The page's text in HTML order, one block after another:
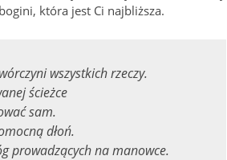
która jest Ci najbliższa.
wszystkich rzeczy.
ścieżce
sam.
dłoń.
prowadzących na manowce.